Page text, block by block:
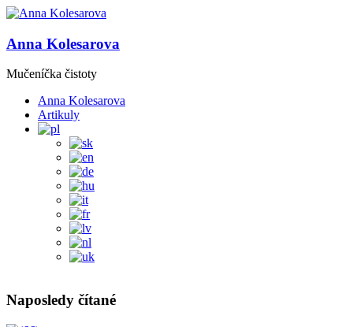
Anna Kolesarova
Mučeníčka čistoty
Anna Kolesarova
Artikuly
Naposledy čítané